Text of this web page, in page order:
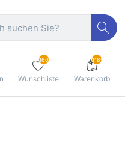
160
Wunschliste
1189
Warenkorb